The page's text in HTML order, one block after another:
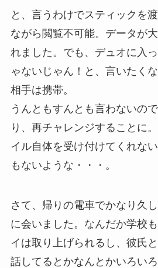
と、言うわけでスティックを
ながら閲覧不可能。データが
れました。でも、デュオに入
ゃないじゃん！と、言いたく
相手は携帯。
うんともすんとも言わないの
り、再チャレンジすることに
イル自体を受け付けてくれな
もないような・・・。
さて、帰りの電車でかなり久
に会いました。なんだか学校
イは取り上げられるし、彼氏
話してるとかなんとかいろい